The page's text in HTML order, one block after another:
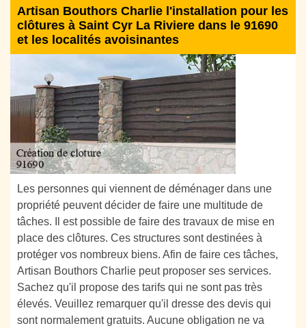
Artisan Bouthors Charlie l'installation pour les
clôtures à Saint Cyr La Riviere dans le 91690
et les localités avoisinantes
Les personnes qui viennent de déménager dans une
propriété peuvent décider de faire une multitude de
tâches. Il est possible de faire des travaux de mise en
place des clôtures. Ces structures sont destinées à
protéger vos nombreux biens. Afin de faire ces tâches,
Artisan Bouthors Charlie peut proposer ses services.
Sachez qu'il propose des tarifs qui ne sont pas très
élevés. Veuillez remarquer qu'il dresse des devis qui
sont normalement gratuits. Aucune obligation ne va